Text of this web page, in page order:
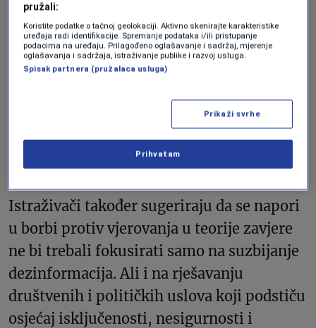
Medijska pismenost i
naučna komunikacija
Oni sugeriraju da se to može riješiti
efikasnijom komunikacijom nauke i
medijske pismenosti o složenim temama s
ciljem suprotstavljanja dezinformacijama.
Istraživači također sugeriraju da se napori
u borbi protiv vjerovanja u teorije zavjere
ne bi trebali fokusirati samo na suzbijanje
dezinformacija. Ali i na rješavanju
društvenih i političkih uslova koji podstiču
osjećaj isključenosti, nesigurnosti i
pružali:
Koristite podatke o tačnoj geolokaciji. Aktivno skenirajte karakteristike
uređaja radi identifikacije. Spremanje podataka i/ili pristupanje
podacima na uređaju. Prilagođeno oglašavanje i sadržaj, mjerenje
oglašavanja i sadržaja, istraživanje publike i razvoj usluga.
Spisak partnera (pružalaca usluga)
Prikaži svrhe
Prihvatam